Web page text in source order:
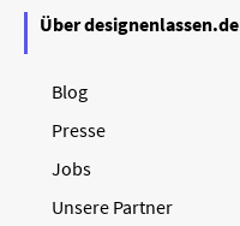
Über designenlassen.de
Blog
Presse
Jobs
Unsere Partner